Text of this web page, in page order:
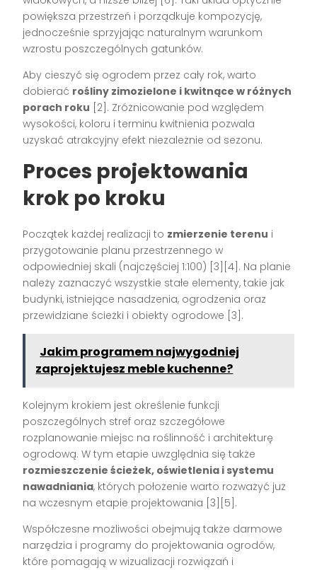
powiększa przestrzeń i porządkuje kompozycję,
jednocześnie sprzyjając naturalnym warunkom
wzrostu poszczególnych gatunków.
Aby cieszyć się ogrodem przez cały rok, warto
dobierać rośliny zimozielone i kwitnące w różnych
porach roku [2]. Zróżnicowanie pod względem
wysokości, koloru i terminu kwitnienia pozwala
uzyskać atrakcyjny efekt niezależnie od sezonu.
Proces projektowania
krok po kroku
Początek każdej realizacji to zmierzenie terenu i
przygotowanie planu przestrzennego w
odpowiedniej skali (najczęściej 1:100) [3][4]. Na planie
należy zaznaczyć wszystkie stałe elementy, takie jak
budynki, istniejące nasadzenia, ogrodzenia oraz
przewidziane ścieżki i obiekty ogrodowe [3].
Jakim programem najwygodniej
zaprojektujesz meble kuchenne?
Kolejnym krokiem jest określenie funkcji
poszczególnych stref oraz szczegółowe
rozplanowanie miejsc na roślinność i architekturę
ogrodową. W tym etapie uwzględnia się także
rozmieszczenie ścieżek, oświetlenia i systemu
nawadniania, których położenie warto rozważyć już
na wczesnym etapie projektowania [3][5].
Współczesne możliwości obejmują także darmowe
narzędzia i programy do projektowania ogrodów,
które pomagają w wizualizacji rozwiązań i